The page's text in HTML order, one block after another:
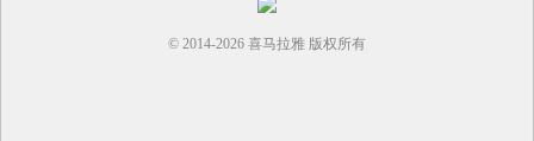
© 2014-2026 喜马拉雅 版权所有